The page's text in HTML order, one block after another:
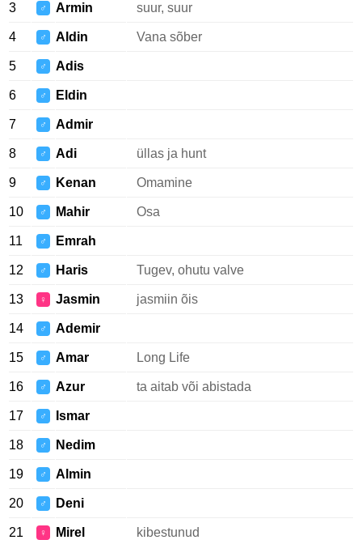
3 ♂ Armin suur, suur
4 ♂ Aldin Vana sõber
5 ♂ Adis
6 ♂ Eldin
7 ♂ Admir
8 ♂ Adi üllas ja hunt
9 ♂ Kenan Omamine
10 ♂ Mahir Osa
11 ♂ Emrah
12 ♂ Haris Tugev, ohutu valve
13 ♀ Jasmin jasmiin õis
14 ♂ Ademir
15 ♂ Amar Long Life
16 ♂ Azur ta aitab või abistada
17 ♂ Ismar
18 ♂ Nedim
19 ♂ Almin
20 ♂ Deni
21 ♀ Mirel kibestunud